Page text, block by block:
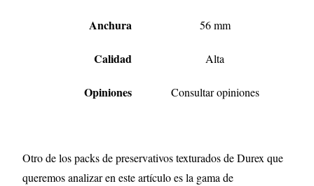
Anchura 56 mm
Calidad Alta
Opiniones Consultar opiniones
Otro de los packs de preservativos texturados de Durex que
queremos analizar en este artículo es la gama de